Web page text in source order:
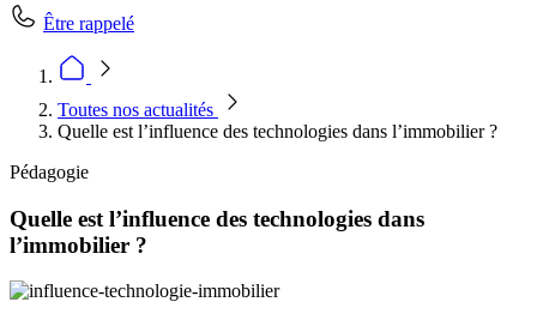
Être rappelé
Toutes nos actualités
Quelle est l’influence des technologies dans l’immobilier ?
Pédagogie
Quelle est l’influence des technologies dans
l’immobilier ?